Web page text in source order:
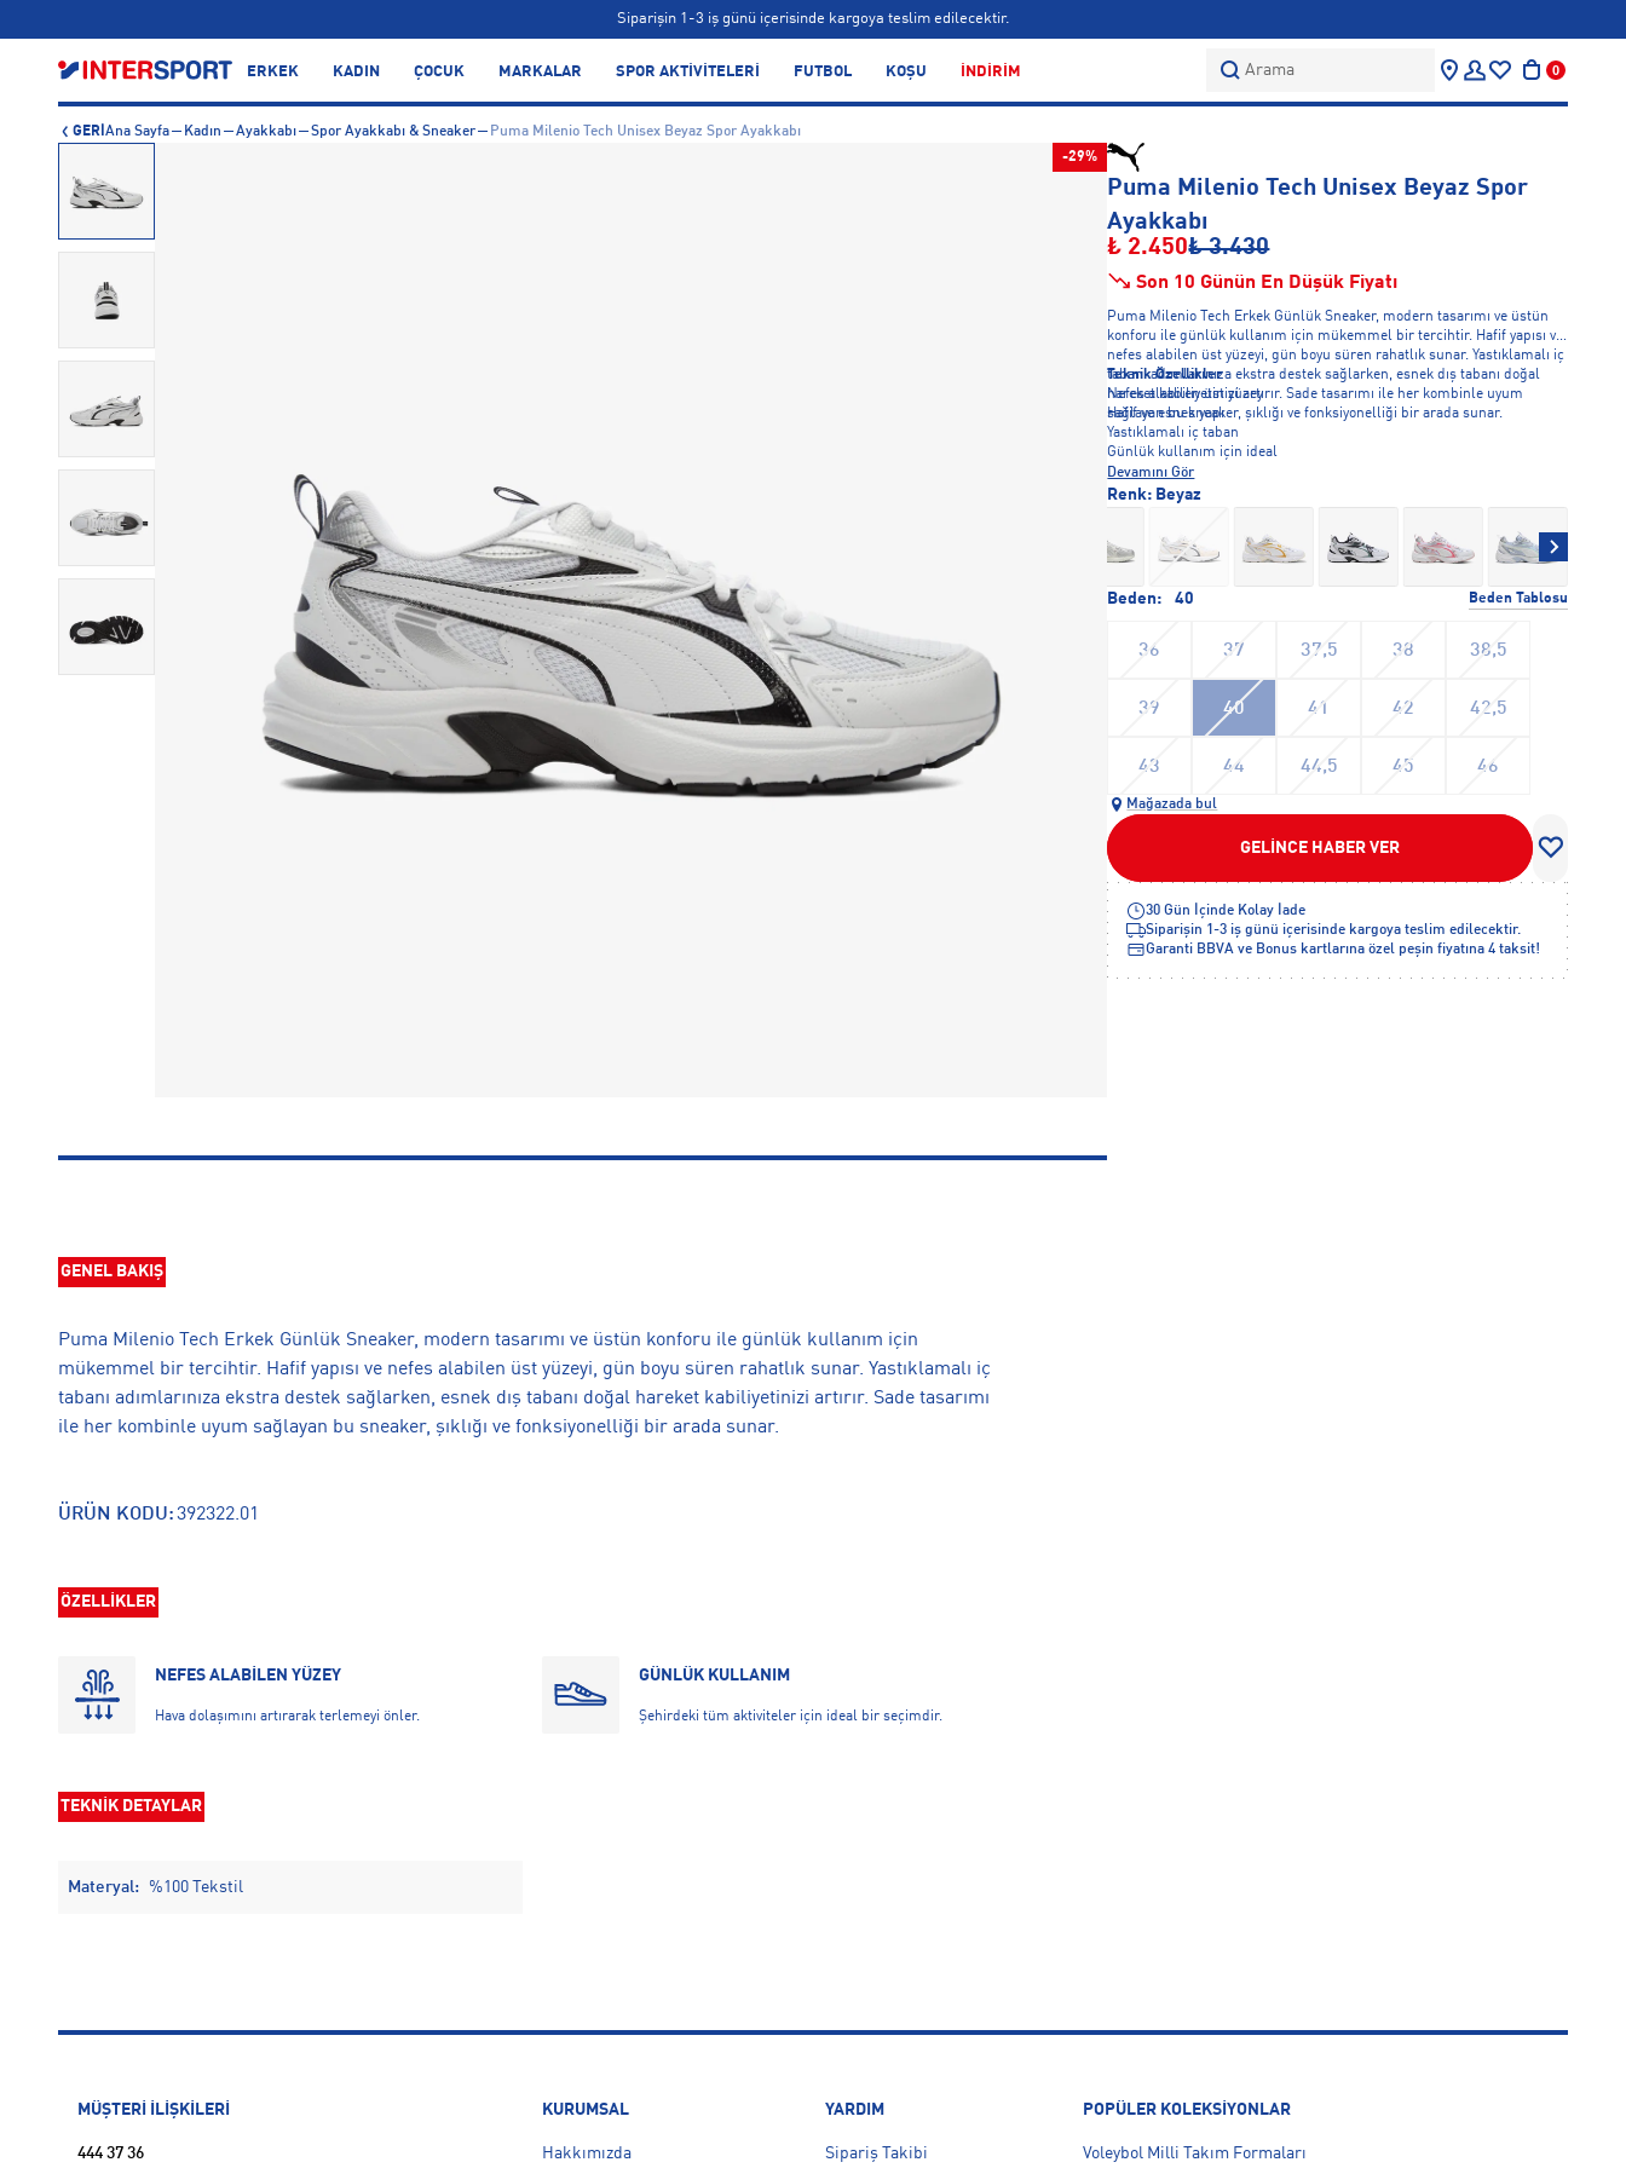
Siparişin 1-3 iş günü içerisinde kargoya teslim edilecektir.
Bonus kartlara özel vade farksız taksit seçenekleri!
ERKEK KADIN ÇOCUK MARKALAR SPOR AKTİVİTELERİ FUTBOL KOŞU İNDİRİM Arama 0
GERİ Ana Sayfa Kadın Ayakkabı Spor Ayakkabı & Sneaker
Puma Milenio Tech Unisex Beyaz Spor Ayakkabı
-29%
GENEL BAKIŞ
Puma Milenio Tech Erkek Günlük Sneaker, modern tasarımı ve üstün konforu ile günlük kullanım için
mükemmel bir tercihtir. Hafif yapısı ve nefes alabilen üst yüzeyi, gün boyu süren rahatlık sunar. Yastıklamalı iç
tabanı adımlarınıza ekstra destek sağlarken, esnek dış tabanı doğal hareket kabiliyetinizi artırır. Sade tasarımı
ile her kombinle uyum sağlayan bu sneaker, şıklığı ve fonksiyonelliği bir arada sunar.
ÜRÜN KODU:392322.01
ÖZELLİKLER
NEFES ALABİLEN YÜZEY
Hava dolaşımını artırarak terlemeyi önler.
GÜNLÜK KULLANIM
Şehirdeki tüm aktiviteler için ideal bir seçimdir.
TEKNİK DETAYLAR
Materyal: %100 Tekstil
Puma Milenio Tech Unisex Beyaz Spor
Ayakkabı
₺ 2.450₺ 3.430
Son 10 Günün En Düşük Fiyatı
Puma Milenio Tech Erkek Günlük Sneaker, modern tasarımı ve üstün
konforu ile günlük kullanım için mükemmel bir tercihtir. Hafif yapısı ve
nefes alabilen üst yüzeyi, gün boyu süren rahatlık sunar. Yastıklamalı iç
tabanı adımlarınıza ekstra destek sağlarken, esnek dış tabanı doğal
hareket kabiliyetinizi artırır. Sade tasarımı ile her kombinle uyum
sağlayan bu sneaker, şıklığı ve fonksiyonelliği bir arada sunar.
Teknik Özellikler
Nefes alabilen üst yüzey
Hafif ve esnek yapı
Yastıklamalı iç taban
Günlük kullanım için ideal
Devamını Gör
Beden: 40 Beden Tablosu
36 37 37,5 38 38,5
39 40 41 42 42,5
43 44 44,5 45 46
Renk: Beyaz
Mağazada bul
GELİNCE HABER VER
30 Gün İçinde Kolay İade
Siparişin 1-3 iş günü içerisinde kargoya teslim edilecektir.
Garanti BBVA ve Bonus kartlarına özel peşin fiyatına 4 taksit!
MÜŞTERİ İLİŞKİLERİ
444 37 36
KURUMSAL
Hakkımızda
YARDIM
Sipariş Takibi
POPÜLER KOLEKSİYONLAR
Voleybol Milli Takım Formaları